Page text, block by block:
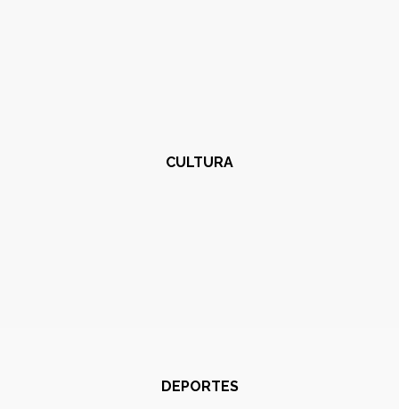
CULTURA
DEPORTES